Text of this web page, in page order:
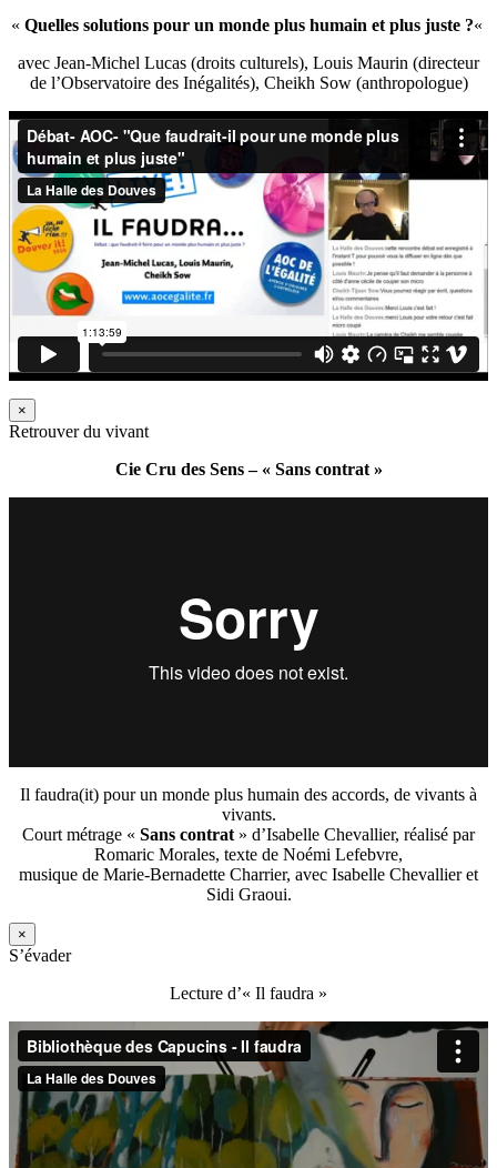
« Quelles solutions pour un monde plus humain et plus juste ?«
avec Jean-Michel Lucas (droits culturels), Louis Maurin (directeur
de l’Observatoire des Inégalités), Cheikh Sow (anthropologue)
×
Retrouver du vivant
Cie Cru des Sens – « Sans contrat »
Il faudra(it) pour un monde plus humain des accords, de vivants à
vivants.
Court métrage « Sans contrat » d’Isabelle Chevallier, réalisé par
Romaric Morales, texte de Noémi Lefebvre,
musique de Marie-Bernadette Charrier, avec Isabelle Chevallier et
Sidi Graoui.
×
S’évader
Lecture d’« Il faudra »